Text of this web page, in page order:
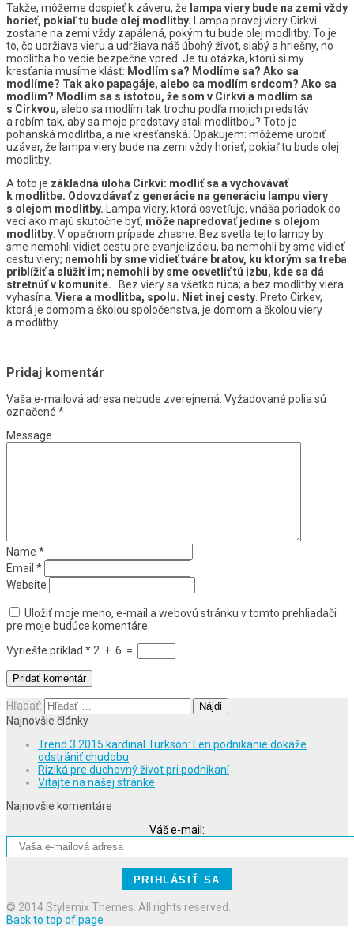
Takže, môžeme dospieť k záveru, že lampa viery bude na zemi vždy
horieť, pokiaľ tu bude olej modlitby. Lampa pravej viery Cirkvi
zostane na zemi vždy zapálená, pokým tu bude olej modlitby. To je
to, čo udržiava vieru a udržiava náš úbohý život, slabý a hriešny, no
modlitba ho vedie bezpečne vpred. Je tu otázka, ktorú si my
kresťania musíme klásť: Modlím sa? Modlíme sa? Ako sa
modlíme? Tak ako papagáje, alebo sa modlím srdcom? Ako sa
modlím? Modlím sa s istotou, že som v Cirkvi a modlím sa
s Cirkvou, alebo sa modlím tak trochu podľa mojich predstáv
a robím tak, aby sa moje predstavy stali modlitbou? Toto je
pohanská modlitba, a nie kresťanská. Opakujem: môžeme urobiť
uzáver, že lampa viery bude na zemi vždy horieť, pokiaľ tu bude olej
modlitby.
A toto je základná úloha Cirkvi: modliť sa a vychovávať
k modlitbe. Odovzdávať z generácie na generáciu lampu viery
s olejom modlitby. Lampa viery, ktorá osvetľuje, vnáša poriadok do
vecí ako majú skutočne byť, môže napredovať jedine s olejom
modlitby . V opačnom prípade zhasne. Bez svetla tejto lampy by
sme nemohli vidieť cestu pre evanjelizáciu, ba nemohli by sme vidieť
cestu viery; nemohli by sme vidieť tváre bratov, ku ktorým sa treba
priblížiť a slúžiť im; nemohli by sme osvetliť tú izbu, kde sa dá
stretnúť v komunite. .. Bez viery sa všetko rúca; a bez modlitby viera
vyhasína. Viera a modlitba, spolu. Niet inej cesty . Preto Cirkev,
ktorá je domom a školou spoločenstva, je domom a školou viery
a modlitby.
Pridaj komentár
Vaša e-mailová adresa nebude zverejnená. Vyžadované polia sú
označené *
Message
Name *
Email *
Website
Uložiť moje meno, e-mail a webovú stránku v tomto prehliadači
pre moje budúce komentáre.
Vyriešte príklad *2 + 6 =
Hľadať:
Najnovšie články
Trend 3 2015 kardinal Turkson: Len podnikanie dokáže
odstrániť chudobu
Riziká pre duchovný život pri podnikaní
Vitajte na našej stránke
Najnovšie komentáre
Váš e-mail:
© 2014 Stylemix Themes. All rights reserved.
Back to top of page